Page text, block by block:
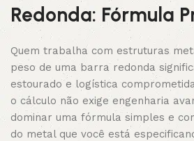
Redonda: Fórmula
Quem trabalha com estruturas
peso de uma barra redonda
estourado e logística
o cálculo não exige engenharia
dominar uma fórmula simples e
do metal que você está